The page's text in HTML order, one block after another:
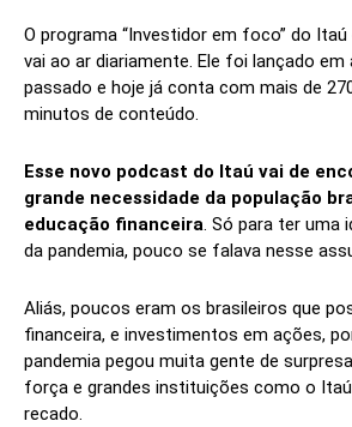
O programa “Investidor em foco” do
vai ao ar diariamente. Ele foi lançado em
passado e hoje já conta com mais de
minutos de conteúdo.
Esse novo podcast do Itaú vai de
grande necessidade da população
educação financeira. Só para ter uma
da pandemia, pouco se falava nesse
Aliás, poucos eram os brasileiros que
financeira, e investimentos em ações,
pandemia pegou muita gente de
força e grandes instituições como o
recado.